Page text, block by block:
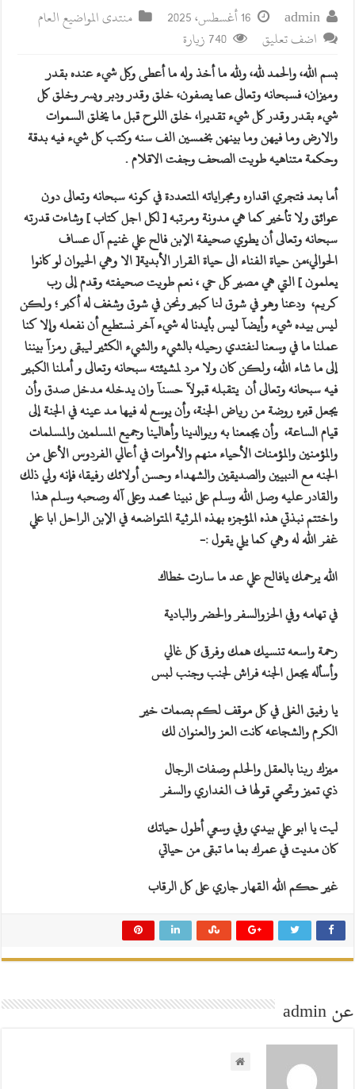
admin 16 أغسطس، 2025
منتدى المواضيع العام
اضف تعليق
740 زيارة
بسم الله، والحمد لله، ولله ما أخذ وله ما أعطى وكل شيء عنده بقدر
وميزان، فسبحانه وتعالى عما يصفون، خلق وقدر ودبر ويسر وخلق كل
شيء بقدر وقدر كل شيء تقديرا، خلق اللوح قبل ما يخلق السموات
والارض وما فيهن وما بينهن بخمسين الف سنه وكتب كل شيء فيه بدقة
وحكمة متناهيه طويت الصحف وجفت الاقلام .
أما بعد فتجري اقداره ومجراياته المتعددة في كونه سبحانه وتعالى دون
عوائق ولا تأخير كما هي مدونة ومرتبه [ لكل اجل كتاب ] وشاءت قدرته
سبحانه وتعالى أن يطوي صحيفة الإبن فالح علي غنيم آل عساف
الحوالي،من حياة الفناء الى حياة القرار الأبدية[ الا وهي الحيوان لو كانوا
يعلمون ] التي هي مصير كل حي ، نعم طويت صحيفته وقدم إلى رب
كريم، ودعنا وهو في شوق لنا كبير ونحن في شوق وشغف له أكبر ؛ ولكن
ليس بيده شيء وأيضآ ليس بأيدنا له شيء آخر نستطيع أن نفعله وإلا كنا
عملنا ما في وسعنا لنفتدي رحيله بالشيء والشيء الكثير ليبقى رمزآ بيننا
إلى ما شاء الله، ولكن كان ولا مرد لمشيئته سبحانه وتعالى و أملنا الكبير
فيه سبحانه وتعالى أن يتقبله قبولآ حسنآ وان يدخله مدخل صدق وأن
يجعل قبره روضة من رياض الجنة، وأن يوسع له فيها مد عينه في الجنة إلى
قيام الساعة، وأن يجمعنا به وبوالدينا وأهالينا وجميع المسلمين والمسلمات
والمؤمنين والمؤمنات الأحياء منهم والأموات في أعالي الفردوس الأعلى من
الجنه مع النبيين والصديقين والشهداء وحسن أولائك رفيقا، فإنه ولي ذلك
والقادر عليه وصل الله وسلم على نبينا محمد وعلى آله وصحبه وسلم هذا
واختتم نبذتي هذه المؤجزه بهذه المرثية المتواضعه في الإبن الراحل ابا علي
غفر الله له وهي كما يلي يقول :-
الله يرحمك يافالح علي عد ما سارت خطاك
في تهامه وفي الحزوالسفر والحضر والبادية
رحمة واسعه تنسيك همك وفرقى كل غالي
وأسأله يجعل الجنه فراش لجنب وجنب لبس
يا رفيق الغلى في كل موقف لكم بصمات خير
الكرم والشجاعه كانت العز والعنوان لك
ميزك ربنا بالعقل والحلم وصفات الرجال
ذي تميز وتحمي قولها ف الغداري والسفر
ليت يا ابو علي بيدي وفي وسعي أطول حياتك
كان مديت في عمرك بما ما تبقى من حياتي
غير حكم الله القهار جاري على كل الرقاب
عن admin